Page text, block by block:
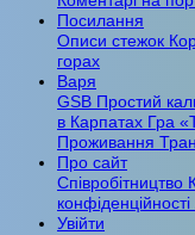
Посилання
Описи стежок
горах
Варя
GSB Простий
в Карпатах Гра
Проживання
Про сайт
Співробітництво
конфіденційності
Увійти